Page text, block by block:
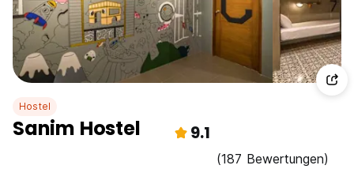
Hostel
Sanim Hostel 9.1
(187 Bewertungen)